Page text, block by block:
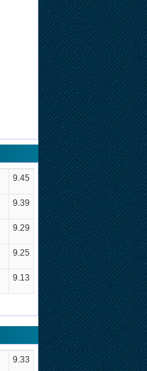
9.45
9.39
9.29
9.25
9.13
9.33